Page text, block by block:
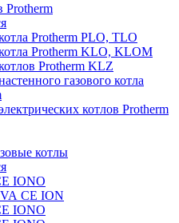
Protherm
Protherm PLO, TLO
Protherm KLO, KLOM
Protherm KLZ
газового котла
котлов Protherm
котлы
IONO
CE ION
IONO